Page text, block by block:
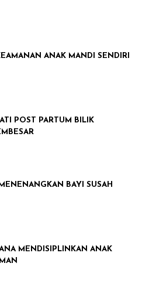
ANAK MANDI SENDIRI
POST PARTUM BILIK
BAYI SUSAH
MENDISIPLINKAN ANAK